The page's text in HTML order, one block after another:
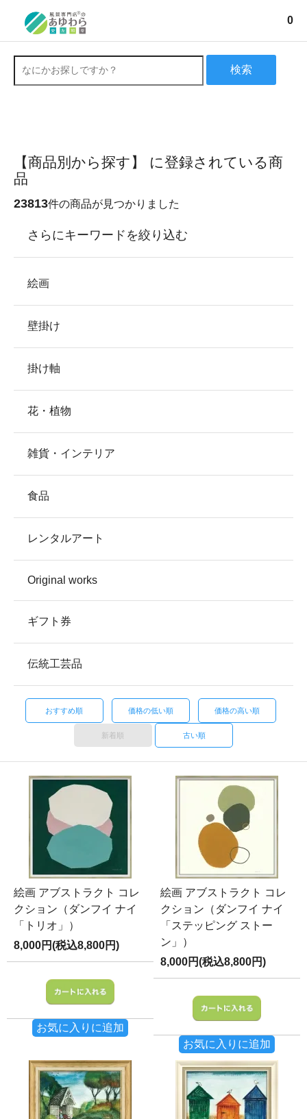
0
検索
【商品別から探す】 に登録されている商
品
23813件の商品が見つかりました
さらにキーワードを絞り込む
絵画
壁掛け
掛け軸
花・植物
雑貨・インテリア
食品
レンタルアート
Original works
ギフト券
伝統工芸品
おすすめ順 価格の低い順 価格の高い順
新着順 古い順
絵画 アブストラクト コレ
クション（ダンフイ ナイ
「トリオ」）
8,000円(税込8,800円)
お気に入りに追加
絵画 アブストラクト コレ
クション（ダンフイ ナイ
「ステッピング ストー
ン」）
8,000円(税込8,800円)
お気に入りに追加